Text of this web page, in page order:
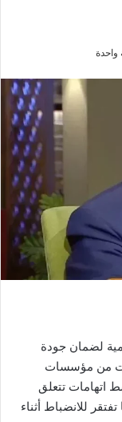
واحدة
لضمان جودة
من مؤسسات
اتهامات تتعلق
للانضباط أثناء